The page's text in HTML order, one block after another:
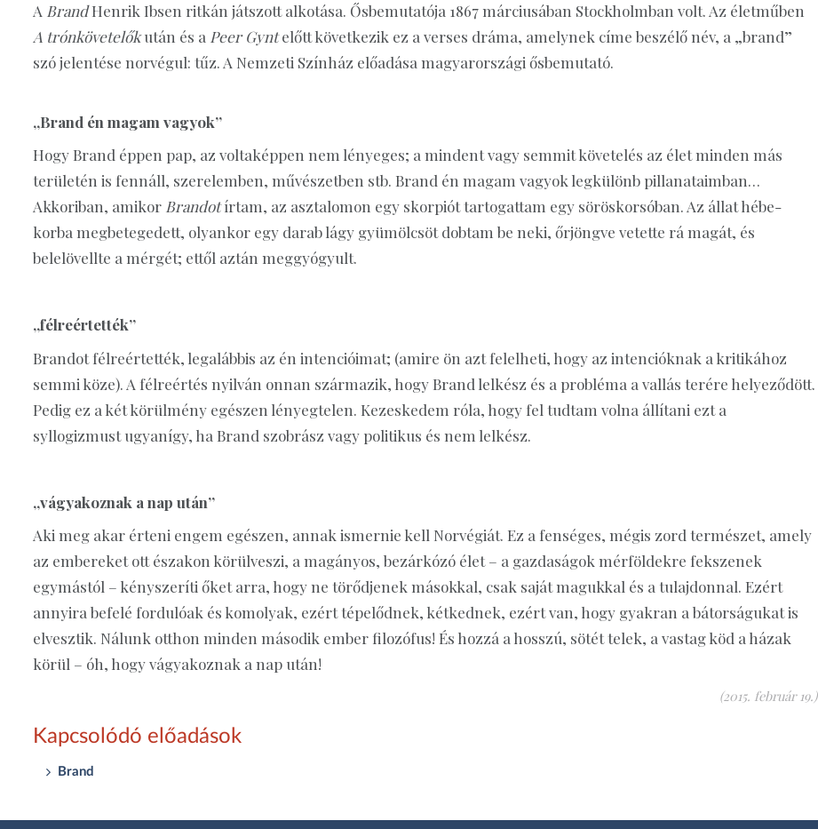
A BrandHenrik Ibsen ritkán játszott alkotása. Ősbemutatója 1867 márciusában Stockholmban volt. Az életműben
A trónkövetelőkután és a Peer Gyntelőtt következik ez a verses dráma, amelynek címe beszélő név, a „brand”
szó jelentése norvégul: tűz. A Nemzeti Színház előadása magyarországi ősbemutató.
„Brand én magam vagyok”
Hogy Brand éppen pap, az voltaképpen nem lényeges; a mindent vagy semmit követelés az élet minden más
területén is fennáll, szerelemben, művészetben stb. Brand én magam vagyok legkülönb pillanataimban…
Akkoriban, amikor Brandotírtam, az asztalomon egy skorpiót tartogattam egy söröskorsóban. Az állat hébe-
korba megbetegedett, olyankor egy darab lágy gyümölcsöt dobtam be neki, őrjöngve vetette rá magát, és
belelövellte a mérgét; ettől aztán meggyógyult.
„félreértették”
Brandot félreértették, legalábbis az én intencióimat; (amire ön azt felelheti, hogy az intencióknak a kritikához
semmi köze). A félreértés nyilván onnan származik, hogy Brand lelkész és a probléma a vallás terére helyeződött.
Pedig ez a két körülmény egészen lényegtelen. Kezeskedem róla, hogy fel tudtam volna állítani ezt a
syllogizmust ugyanígy, ha Brand szobrász vagy politikus és nem lelkész.
„vágyakoznak a nap után”
Aki meg akar érteni engem egészen, annak ismernie kell Norvégiát. Ez a fenséges, mégis zord természet, amely
az embereket ott északon körülveszi, a magányos, bezárkózó élet – a gazdaságok mérföldekre fekszenek
egymástól – kényszeríti őket arra, hogy ne törődjenek másokkal, csak saját magukkal és a tulajdonnal. Ezért
annyira befelé fordulóak és komolyak, ezért tépelődnek, kétkednek, ezért van, hogy gyakran a bátorságukat is
elvesztik. Nálunk otthon minden második ember filozófus! És hozzá a hosszú, sötét telek, a vastag köd a házak
körül – óh, hogy vágyakoznak a nap után!
(2015. február 19.)
Kapcsolódó előadások
Brand